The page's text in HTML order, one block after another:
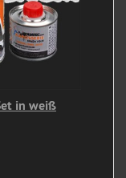
in weiß